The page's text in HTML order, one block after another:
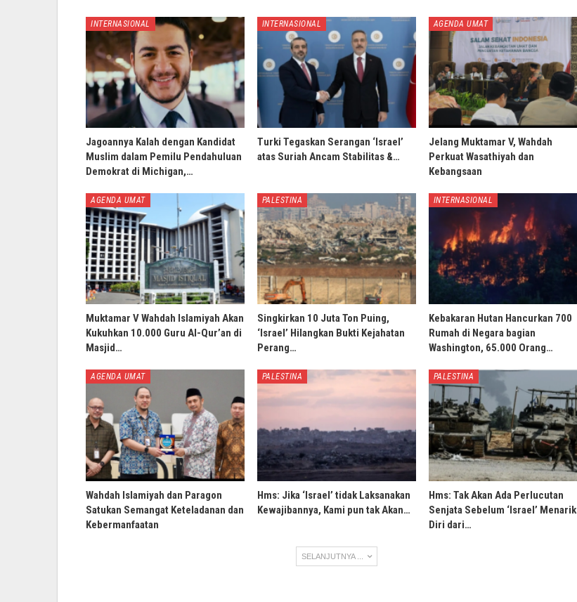
INTERNASIONAL
Jagoannya Kalah dengan Kandidat
Muslim dalam Pemilu Pendahuluan
Demokrat di Michigan,…
INTERNASIONAL
Turki Tegaskan Serangan ‘Israel’
atas Suriah Ancam Stabilitas &…
AGENDA UMAT
Jelang Muktamar V, Wahdah
Perkuat Wasathiyah dan
Kebangsaan
AGENDA UMAT
Muktamar V Wahdah Islamiyah Akan
Kukuhkan 10.000 Guru Al-Qur’an di
Masjid…
PALESTINA
Singkirkan 10 Juta Ton Puing,
‘Israel’ Hilangkan Bukti Kejahatan
Perang…
INTERNASIONAL
Kebakaran Hutan Hancurkan 700
Rumah di Negara bagian
Washington, 65.000 Orang…
AGENDA UMAT
Wahdah Islamiyah dan Paragon
Satukan Semangat Keteladanan dan
Kebermanfaatan
PALESTINA
Hms: Jika ‘Israel’ tidak Laksanakan
Kewajibannya, Kami pun tak Akan…
PALESTINA
Hms: Tak Akan Ada Perlucutan
Senjata Sebelum ‘Israel’ Menarik
Diri dari…
SELANJUTNYA ...